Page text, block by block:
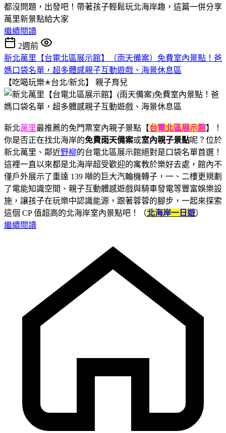
都沒問題，出發吧！帶著孩子輕鬆玩北海岸趣，這篇一併分享
萬里新景點給大家
繼續閱讀
2週前
新北萬里【台電北區展示館】（雨天備案）免費室內景點！爸
媽口袋名單，超多體感親子互動遊戲、海景休息區
【吃喝玩樂✭台北/新北】 親子育兒
新北萬里最推薦的免門票室內親子景點【台電北區展示館】！
你是否正在找北海岸的免費雨天備案或室內親子景點呢？位於
新北萬里、鄰近野柳的台電北區展示館絕對是口袋名單首選！
這裡一直以來都是北海岸超受歡迎的寓教於樂好去處，館內不
僅戶外展示了重達 139 噸的巨大汽輪機轉子，一、二樓更規劃
了電能知識空間、親子互動體感遊戲與騎車發電等豐富娛樂設
施，讓孩子在玩樂中認識能源，跟著蓉蓉的腳步，一起來探索
這個 CP 值超高的北海岸室內景點吧！（北海岸一日遊）
繼續閱讀